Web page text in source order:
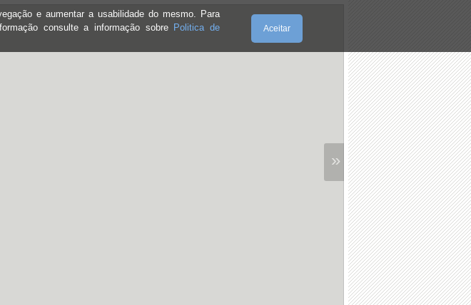
e aumentar a usabilidade do mesmo. Para
consulte a informação sobre Politica de
Aceitar
»